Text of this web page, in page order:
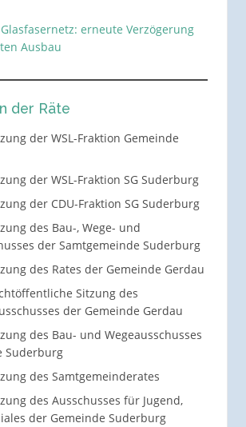
Glasfasernetz: erneute Verzögerung
Ausbau
der Räte
der WSL-Fraktion Gemeinde
der WSL-Fraktion SG Suderburg
der CDU-Fraktion SG Suderburg
des Bau-, Wege- und
der Samtgemeinde Suderburg
des Rates der Gemeinde Gerdau
Sitzung des
der Gemeinde Gerdau
des Bau- und Wegeausschusses
Suderburg
des Samtgemeinderates
des Ausschusses für Jugend,
der Gemeinde Suderburg